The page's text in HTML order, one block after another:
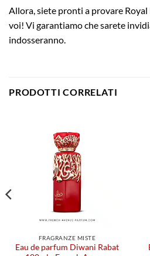
Allora, siete pronti a provare Royal
voi! Vi garantiamo che sarete
indosseranno.
PRODOTTI CORRELATI
FRAGRANZE MISTE
Eau de parfum Diwani Rabat